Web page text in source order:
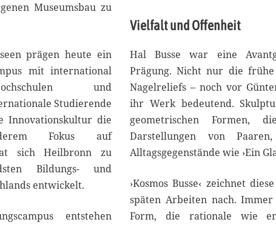
Museumsbau zu
prägen heute ein
mit international
und
Studierende
Innovationskultur die
Fokus auf
sich Heilbronn zu
Bildungs- und
entwickelt.
entstehen
Vielfalt und Offenheit
Hal Busse war eine
Prägung. Nicht nur die
Nagelreliefs – noch vor
ihr Werk bedeutend.
geometrischen Formen,
Darstellungen von
Alltagsgegenstände wie ›Ein
›Kosmos Busse‹ zeichnet
späten Arbeiten nach.
Form, die rationale wie